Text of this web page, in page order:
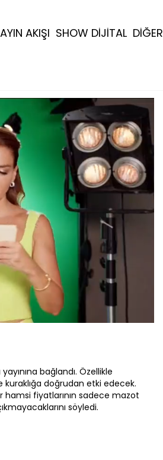
AKIŞI SHOW DİJİTAL DİĞER
bağlandı. Özellikle
doğrudan etki edecek.
hamsi fiyatlarının sadece mazot
söyledi.